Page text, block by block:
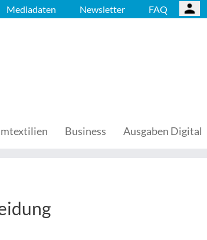
Mediadaten Newsletter FAQ
Business Ausgaben Digital